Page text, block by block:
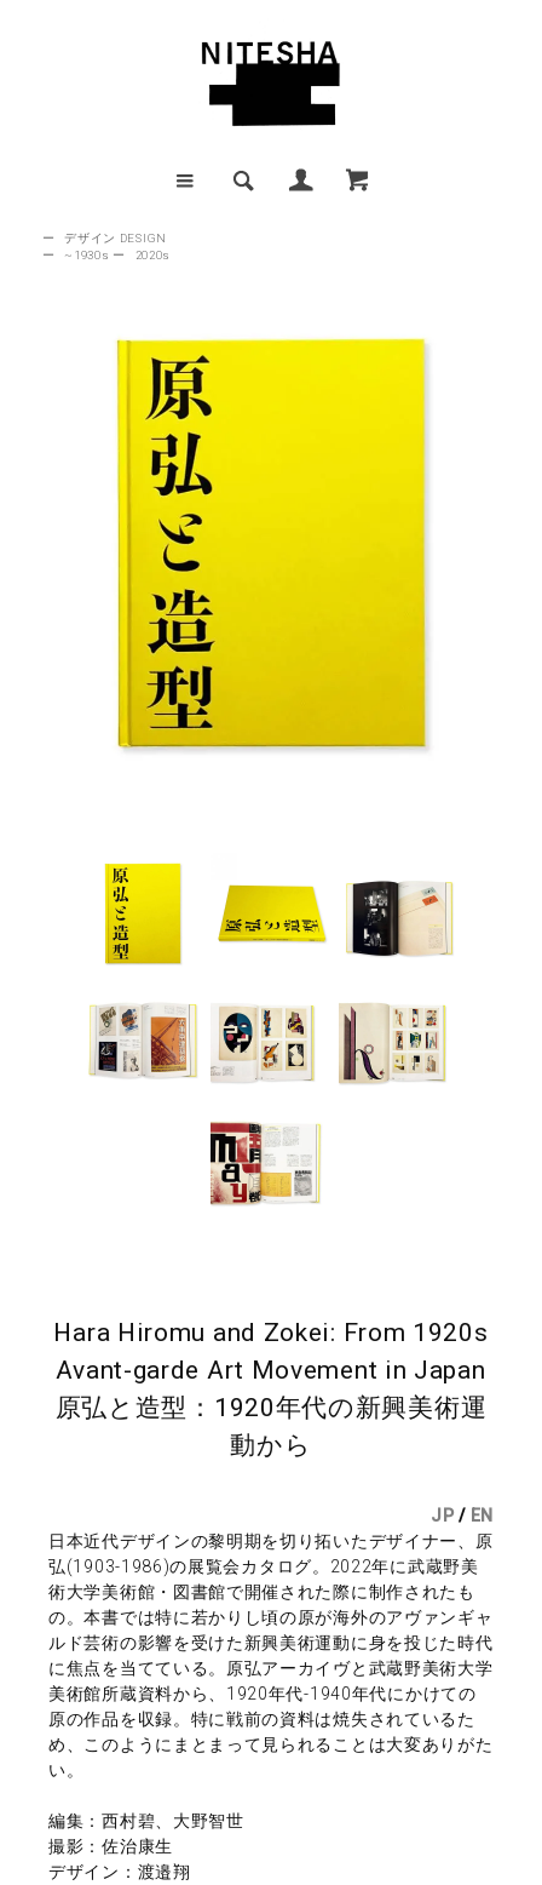
ー
デザイン DESIGN
ー
~1930s ー 2020s
Hara Hiromu and Zokei: From 1920s
Avant-garde Art Movement in Japan
原弘と造型：1920年代の新興美術運
動から
JP / EN
日本近代デザインの黎明期を切り拓いたデザイナー、原
弘(1903-1986)の展覧会カタログ。2022年に武蔵野美
術大学美術館・図書館で開催された際に制作されたも
の。本書では特に若かりし頃の原が海外のアヴァンギャ
ルド芸術の影響を受けた新興美術運動に身を投じた時代
に焦点を当てている。原弘アーカイヴと武蔵野美術大学
美術館所蔵資料から、1920年代-1940年代にかけての
原の作品を収録。特に戦前の資料は焼失されているた
め、このようにまとまって見られることは大変ありがた
い。
編集：西村碧、大野智世
撮影：佐治康生
デザイン：渡邉翔